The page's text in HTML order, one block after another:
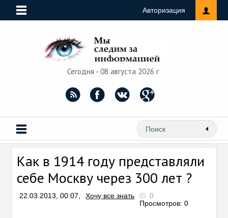
Авторизация
Сегодня - 08 августа 2026 г
Как в 1914 году представляли
себе Москву через 300 лет ?
22.03.2013, 00:07, Хочу все знать
0
Просмотров: 0